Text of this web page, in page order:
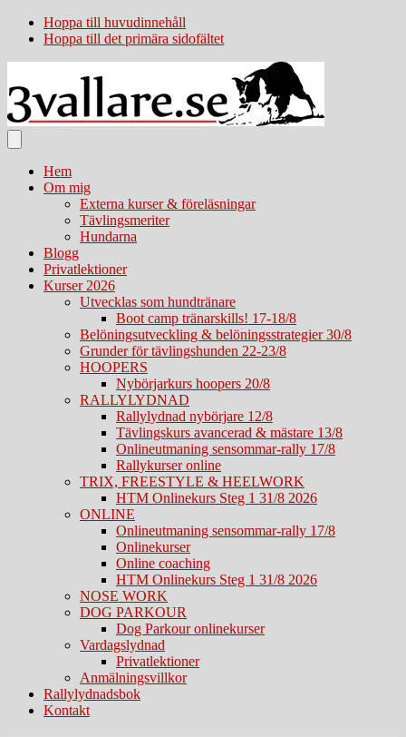
Hoppa till huvudinnehåll
Hoppa till det primära sidofältet
Hem
Om mig
Externa kurser & föreläsningar
Tävlingsmeriter
Hundarna
Blogg
Privatlektioner
Kurser 2026
Utvecklas som hundtränare
Boot camp tränarskills! 17-18/8
Belöningsutveckling & belöningsstrategier 30/8
Grunder för tävlingshunden 22-23/8
HOOPERS
Nybörjarkurs hoopers 20/8
RALLYLYDNAD
Rallylydnad nybörjare 12/8
Tävlingskurs avancerad & mästare 13/8
Onlineutmaning sensommar-rally 17/8
Rallykurser online
TRIX, FREESTYLE & HEELWORK
HTM Onlinekurs Steg 1 31/8 2026
ONLINE
Onlineutmaning sensommar-rally 17/8
Onlinekurser
Online coaching
HTM Onlinekurs Steg 1 31/8 2026
NOSE WORK
DOG PARKOUR
Dog Parkour onlinekurser
Vardagslydnad
Privatlektioner
Anmälningsvillkor
Rallylydnadsbok
Kontakt